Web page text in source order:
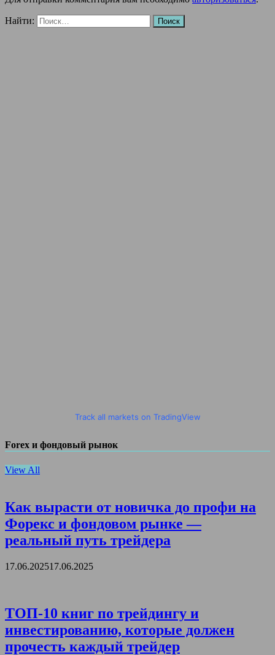
Найти:
Track all markets on TradingView
Forex и фондовый рынок
View All
Как вырасти от новичка до профи на
Форекс и фондовом рынке —
реальный путь трейдера
17.06.202517.06.2025
ТОП-10 книг по трейдингу и
инвестированию, которые должен
прочесть каждый трейдер